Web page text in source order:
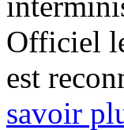
Officiel
est
savoir